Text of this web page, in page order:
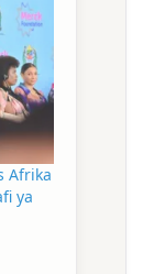
Afrika
ya